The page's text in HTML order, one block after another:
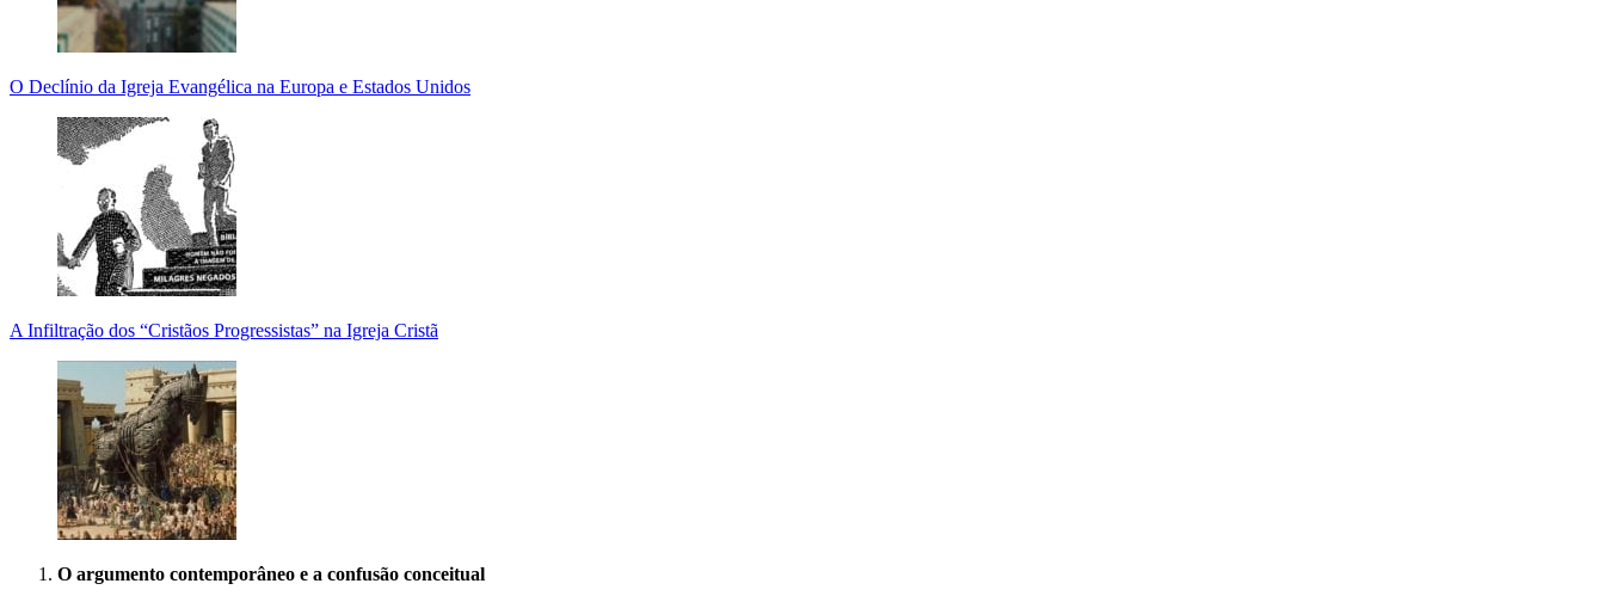
O Declínio da Igreja Evangélica na Europa e Estados Unidos
A Infiltração dos “Cristãos Progressistas” na Igreja Cristã
O argumento contemporâneo e a confusão conceitual